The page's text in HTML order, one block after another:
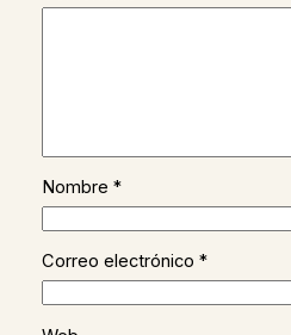
Nombre *
Correo electrónico *